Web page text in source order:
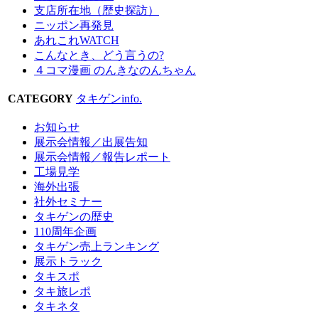
支店所在地（歴史探訪）
ニッポン再発見
あれこれWATCH
こんなとき、どう言うの?
４コマ漫画 のんきなのんちゃん
CATEGORY タキゲンinfo.
お知らせ
展示会情報／出展告知
展示会情報／報告レポート
工場見学
海外出張
社外セミナー
タキゲンの歴史
110周年企画
タキゲン売上ランキング
展示トラック
タキスポ
タキ旅レポ
タキネタ